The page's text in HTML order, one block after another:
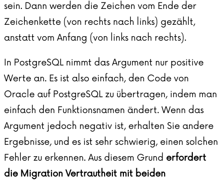
sein. Dann werden die Zeichen vom Ende der
Zeichenkette (von rechts nach links) gezählt,
anstatt vom Anfang (von links nach rechts).
In PostgreSQL nimmt das Argument nur positive
Werte an. Es ist also einfach, den Code von
Oracle auf PostgreSQL zu übertragen, indem man
einfach den Funktionsnamen ändert. Wenn das
Argument jedoch negativ ist, erhalten Sie andere
Ergebnisse, und es ist sehr schwierig, einen solchen
Fehler zu erkennen. Aus diesem Grund erfordert
die Migration Vertrautheit mit beiden